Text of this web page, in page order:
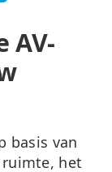
AV-
basis van
het